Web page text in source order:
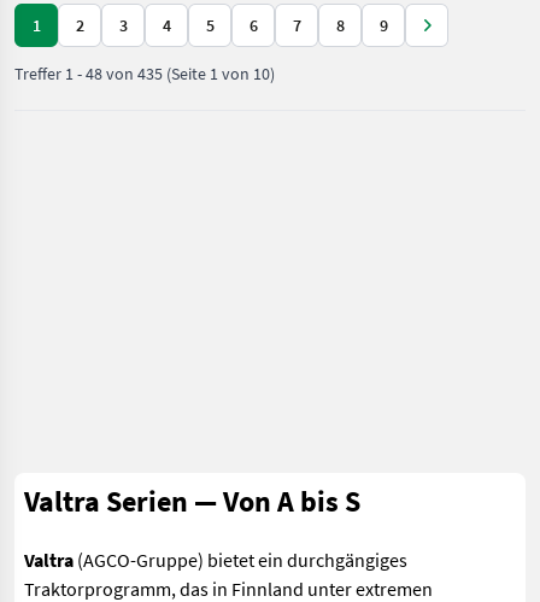
1 2 3 4 5 6 7 8 9
Treffer 1-48von 435 (Seite 1 von 10)
Valtra Serien — Von A bis S
Valtra (AGCO-Gruppe) bietet ein durchgängiges
Traktorprogramm, das in Finnland unter extremen